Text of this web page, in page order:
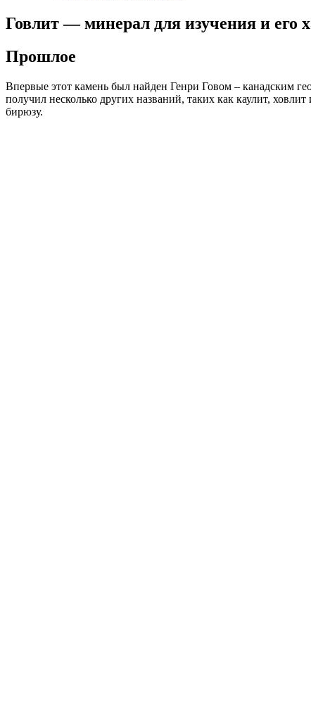
Говлит — минерал для изучения и его
Прошлое
Впервые этот камень был найден Генри Говом – канадским
получил несколько других названий, таких как каулит,
бирюзу.